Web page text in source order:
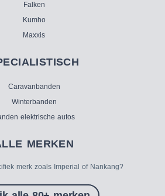
Falken
Kumho
Maxxis
Caravanbanden
Winterbanden
elektrische autos
MERKEN
merk zoals Imperial of Nankang?